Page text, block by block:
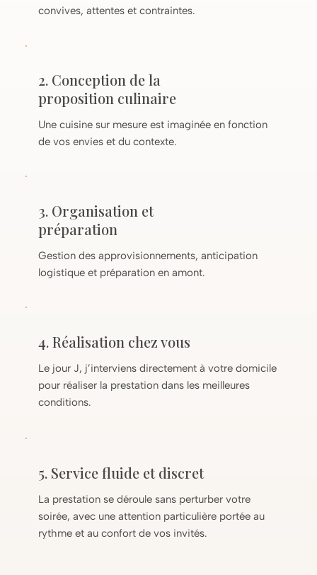
convives, attentes et contraintes.
2. Conception de la
proposition culinaire
Une cuisine sur mesure est imaginée en fonction
de vos envies et du contexte.
3. Organisation et
préparation
Gestion des approvisionnements, anticipation
logistique et préparation en amont.
4. Réalisation chez vous
Le jour J, j’interviens directement à votre domicile
pour réaliser la prestation dans les meilleures
conditions.
5. Service fluide et discret
La prestation se déroule sans perturber votre
soirée, avec une attention particulière portée au
rythme et au confort de vos invités.